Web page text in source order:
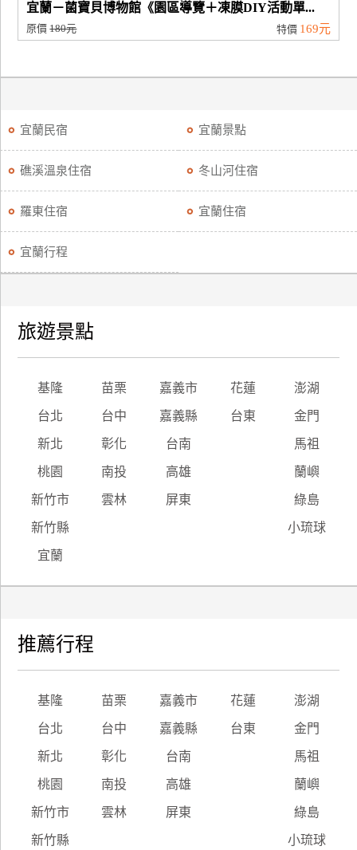
宜蘭－菌寶貝博物館《園區導覽＋凍膜DIY活動單...
原價180元 特價 169元
宜蘭民宿 宜蘭景點
礁溪溫泉住宿 冬山河住宿
羅東住宿 宜蘭住宿
宜蘭行程
旅遊景點
基隆 苗栗 嘉義市 花蓮 澎湖
台北 台中 嘉義縣 台東 金門
新北 彰化 台南 馬祖
桃園 南投 高雄 蘭嶼
新竹市 雲林 屏東 綠島
新竹縣 小琉球
宜蘭
推薦行程
基隆 苗栗 嘉義市 花蓮 澎湖
台北 台中 嘉義縣 台東 金門
新北 彰化 台南 馬祖
桃園 南投 高雄 蘭嶼
新竹市 雲林 屏東 綠島
新竹縣 小琉球